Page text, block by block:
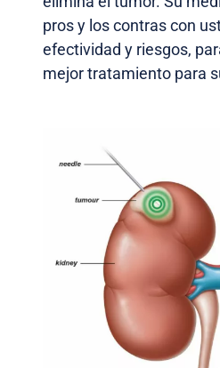
pros y los contras con
efectividad y riesgos,
mejor tratamiento para